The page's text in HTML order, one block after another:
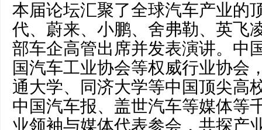
本届论坛汇聚了全球汽车产业的
代、蔚来、小鹏、舍弗勒、英飞
部车企高管出席并发表演讲。中
国汽车工业协会等权威行业协会
通大学、同济大学等中国顶尖高
中国汽车报、盖世汽车等媒体等
业领袖与媒体代表参会，共探产